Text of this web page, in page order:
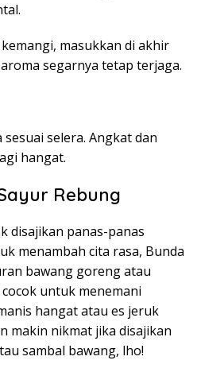
masukkan di akhir
segarnya tetap terjaga.
selera. Angkat dan
hangat.
Rebung
disajikan panas-panas
menambah cita rasa, Bunda
bawang goreng atau
untuk menemani
hangat atau es jeruk
makin nikmat jika disajikan
sambal bawang, lho!